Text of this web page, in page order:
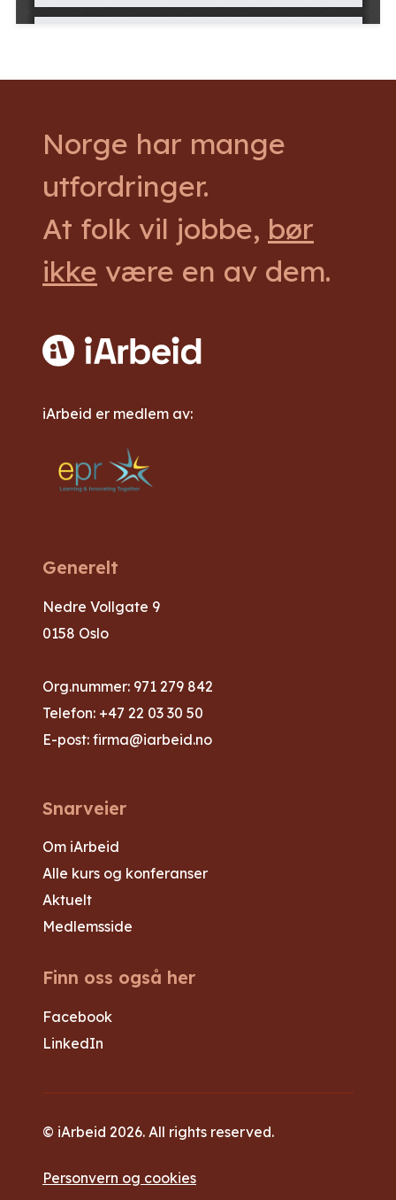
Norge har mange
utfordringer.
At folk vil jobbe, bør
ikke være en av dem.
iArbeid er medlem av:
Generelt
Nedre Vollgate 9
0158 Oslo
Org.nummer: 971 279 842
Telefon: +47 22 03 30 50
E-post: firma@iarbeid.no
Snarveier
Om iArbeid
Alle kurs og konferanser
Aktuelt
Medlemsside
Finn oss også her
Facebook
LinkedIn
© iArbeid 2026. All rights reserved.
Personvern og cookies